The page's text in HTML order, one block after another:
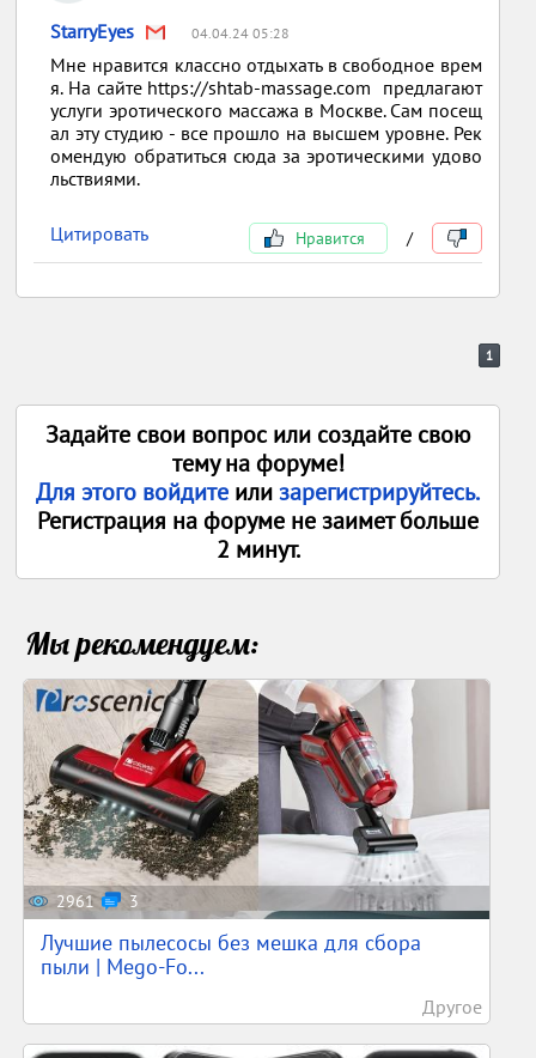
StarryEyes 04.04.24 05:28
Мне нравится классно отдыхать в свободное врем
я. На сайте https://shtab-massage.com предлагают
услуги эротического массажа в Москве. Сам посещ
ал эту студию - все прошло на высшем уровне. Рек
омендую обратиться сюда за эротическими удово
льствиями.
Цитировать Нравится /
1
Задайте свои вопрос или создайте свою
тему на форуме!
Для этого войдите илизарегистрируйтесь.
Регистрация на форуме не заимет больше
2 минут.
Мы рекомендуем:
2961 3
Лучшие пылесосы без мешка для сбора
пыли | Mego-Fo...
Другое